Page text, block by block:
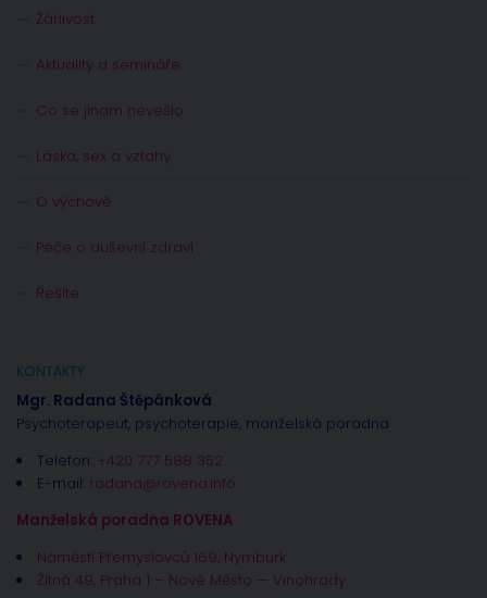
Žárlivost
Aktuality a semináře
Co se jinam nevešlo
Láska, sex a vztahy
O výchově
Péče o duševní zdraví
Řešíte
KONTAKTY
Mgr. Radana Štěpánková
Psychoterapeut, psychoterapie, manželská poradna
Telefon: +420 777 588 352
E-mail: radana@rovena.info
Manželská poradna ROVENA
Náměstí Přemyslovců 169, Nymburk
Žitná 49, Praha 1 – Nové Město — Vinohrady